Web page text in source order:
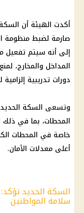
أكدت الهيئة أن
صارمة لضبط منظومة
إلى أنه سيتم تفعيل
المداخل والمخارج،
دورات تدريبية
وتسعى السكة الحديد
المحطات، بما في ذلك
خاصة في المحطات
أعلى معدلات الأمان.
السكة الحديد
سلامة المواطنين